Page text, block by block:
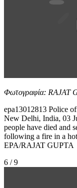
Φωτογραφία: RAJAT
epa13012813 Police
New Delhi, India, 03
people have died and
following a fire in a
EPA/RAJAT GUPTA
6 / 9